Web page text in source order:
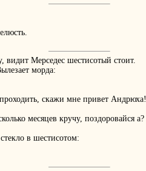
видит Мерседес шестисотый стоит.
морда:
скажи мне привет Андрюха!
месяцев кручу, поздоровайся а?
в шестисотом: